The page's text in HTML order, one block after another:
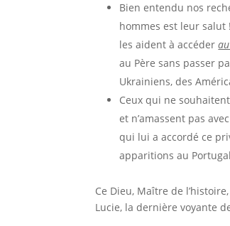
Bien entendu nos
hommes est leur salut
les aident à accéder
au Père sans passer
Ukrainiens, des
Ceux qui ne
et n’amassent pas
qui lui a accordé ce
apparitions au
Ce Dieu, Maître de
Lucie, la dernière voyante